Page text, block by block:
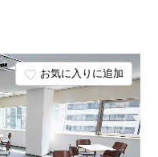
お気に入りに追加